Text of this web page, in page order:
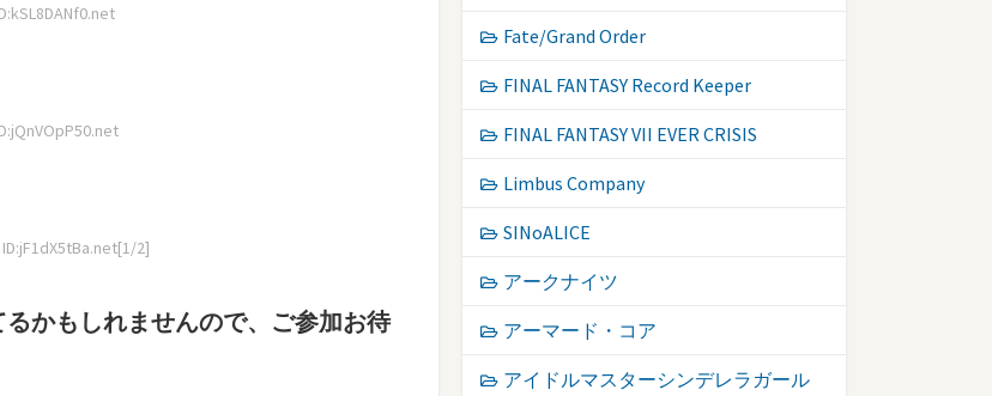
2]
かもしれませんので、ご参加お待
Fate/Grand Order
FINAL FANTASY Record Keeper
FINAL FANTASY VII EVER CRISIS
Limbus Company
SINoALICE
アークナイツ
アーマード・コア
アイドルマスターシンデレラガール